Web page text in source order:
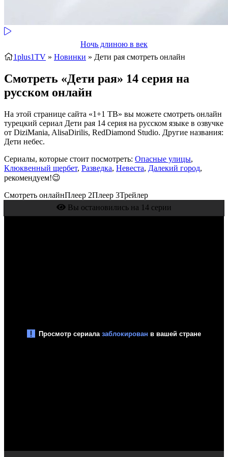
Ночь длиною в век
1plus1TV » Новинки » Дети рая смотреть онлайн
Смотреть «Дети рая» 14 серия на
русском онлайн
На этой странице сайта «1+1 ТВ» вы можете смотреть онлайн
турецкий сериал Дети рая 14 серия на русском языке в озвучке
от DiziMania, AlisaDirilis, RedDiamond Studio. Другие названия:
Дети небес.
Сериалы, которые стоит посмотреть: Опасные улицы,
Клюквенный щербет, Разведка, Невеста, Далекий город,
рекомендуем!😉
Смотреть онлайнПлеер 2Плеер 3Трейлер
Вы остановились на 14 серии